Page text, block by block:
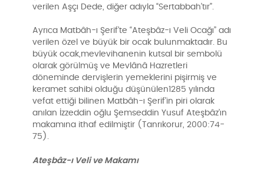
verilen Aşçı Dede, diğer adıyla “Sertabbah’tır”.
Ayrıca Matbâh-ı Şerif’te “Ateşbâz-ı Veli Ocağı” adı
verilen özel ve büyük bir ocak bulunmaktadır. Bu
büyük ocak,mevlevihanenin kutsal bir sembolü
olarak görülmüş ve Mevlânâ Hazretleri
döneminde dervişlerin yemeklerini pişirmiş ve
keramet sahibi olduğu düşünülen1285 yılında
vefat ettiği bilinen Matbâh-ı Şerif’in piri olarak
anılan İzzeddin oğlu Şemseddin Yusuf Ateşbâz’ın
makamına ithaf edilmiştir (Tanrıkorur, 2000:74-
75).
Ateşbâz-ı Veli ve Makamı